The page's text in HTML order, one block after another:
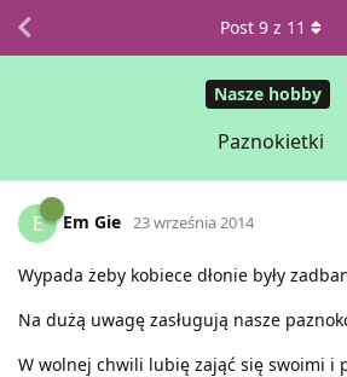
Nasze hobby
Paznokietki
Post 9 z 11
E Em Gie 23 września 2014
Wypada żeby kobiece dłonie były
Na dużą uwagę zasługują nasze
W wolnej chwili lubię zająć się swoimi i